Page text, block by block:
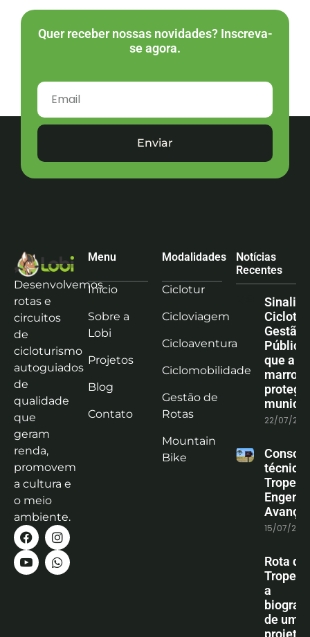
Quer receber nossas novidades? Inscreva-
se agora.
Enviar
Desenvolvemos
rotas e
circuitos
de
cicloturismo
autoguiados
de
qualidade
que
geram
renda,
promovem
a cultura e
o meio
ambiente.
Menu
Início
Sobre a
Lobi
Projetos
Blog
Contato
Modalidades
Ciclotur
Cicloviagem
Cicloaventura
Ciclomobilidade
Gestão de
Rotas
Mountain
Bike
Notícias
Recentes
Gestão
que a
marrom
protege
22/07/
técnica
15/07/
Rota
a
de um
projeto